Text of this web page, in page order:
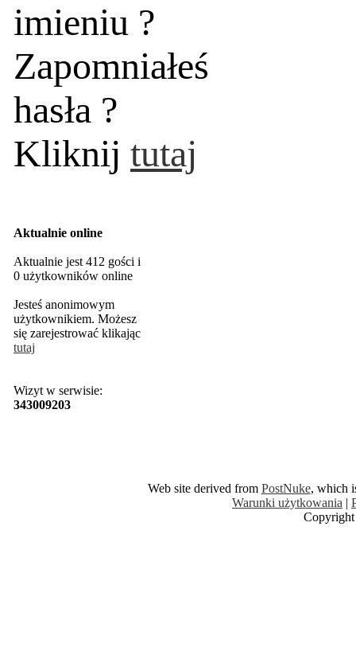
imieniu ?
Zapomniałeś
hasła ?
Kliknij tutaj
Aktualnie online
Aktualnie jest 412 gości i
0 użytkowników online
Jesteś anonimowym
użytkownikiem. Możesz
się zarejestrować klikając
tutaj
Wizyt w serwisie:
343009203
Web site derived from PostNuke, which
Warunki użytkowania |